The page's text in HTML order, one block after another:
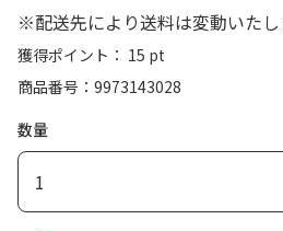
※配送先により送料は変動いたし
獲得ポイント： 15 pt
商品番号
9973143028
数量
1